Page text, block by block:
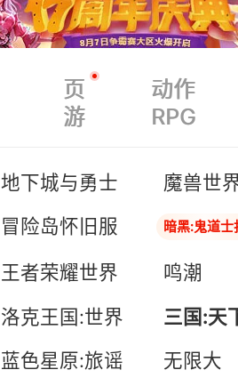
页
游
动作
RPG
地下城与勇士
魔兽世
冒险岛怀旧服
暗黑:鬼道士
王者荣耀世界
鸣潮
洛克王国:世界
三国:天
三国:天
蓝色星原:旅谣 无限大